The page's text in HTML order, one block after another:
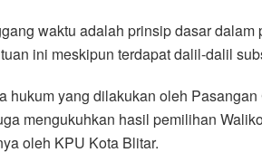
waktu adalah prinsip dasar
ini meskipun terdapat dalil-dalil
hukum yang dilakukan oleh
mengukuhkan hasil pemilihan
oleh KPU Kota Blitar.